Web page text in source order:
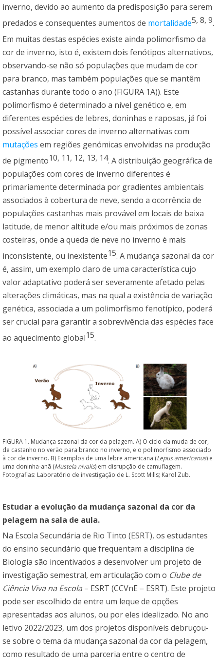
inverno, devido ao aumento da predisposição para serem
predados e consequentes aumentos de mortalidade5, 8, 9.
Em muitas destas espécies existe ainda polimorfismo da
cor de inverno, isto é, existem dois fenótipos alternativos,
observando-se não só populações que mudam de cor
para branco, mas também populações que se mantêm
castanhas durante todo o ano (FIGURA 1A)). Este
polimorfismo é determinado a nível genético e, em
diferentes espécies de lebres, doninhas e raposas, já foi
possível associar cores de inverno alternativas com
mutações em regiões genómicas envolvidas na produção
de pigmento10, 11, 12, 13, 14. A distribuição geográfica de
populações com cores de inverno diferentes é
primariamente determinada por gradientes ambientais
associados à cobertura de neve, sendo a ocorrência de
populações castanhas mais provável em locais de baixa
latitude, de menor altitude e/ou mais próximos de zonas
costeiras, onde a queda de neve no inverno é mais
inconsistente, ou inexistente15. A mudança sazonal da cor
é, assim, um exemplo claro de uma característica cujo
valor adaptativo poderá ser severamente afetado pelas
alterações climáticas, mas na qual a existência de variação
genética, associada a um polimorfismo fenotípico, poderá
ser crucial para garantir a sobrevivência das espécies face
ao aquecimento global15.
FIGURA 1. Mudança sazonal da cor da pelagem. A) O ciclo da muda de cor,
de castanho no verão para branco no inverno, e o polimorfismo associado
à cor de inverno. B) Exemplos de uma lebre americana (Lepus americanus) e
uma doninha-anã (Mustela nivalis) em disrupção de camuflagem.
Fotografias: Laboratório de investigação de L. Scott Mills; Karol Zub.
Estudar a evolução da mudança sazonal da cor da
pelagem na sala de aula.
Na Escola Secundária de Rio Tinto (ESRT), os estudantes
do ensino secundário que frequentam a disciplina de
Biologia são incentivados a desenvolver um projeto de
investigação semestral, em articulação com o Clube de
Ciência Viva na Escola – ESRT (CCVnE – ESRT). Este projeto
pode ser escolhido de entre um leque de opções
apresentadas aos alunos, ou por eles idealizado. No ano
letivo 2022/2023, um dos projetos disponíveis debruçou-
se sobre o tema da mudança sazonal da cor da pelagem,
como resultado de uma parceria entre o centro de